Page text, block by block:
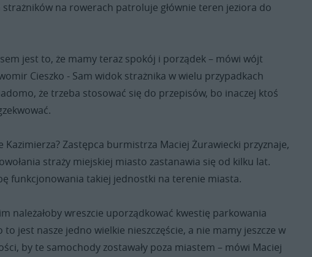
strażników na rowerach patroluje głównie teren jeziora do
jest to, że mamy teraz spokój i porządek – mówi wójt
Cieszko - Sam widok strażnika w wielu przypadkach
że trzeba stosować się do przepisów, bo inaczej ktoś
Kazimierza? Zastępca burmistrza Maciej Żurawiecki przyznaje,
straży miejskiej miasto zastanawia się od kilku lat.
funkcjonowania takiej jednostki na terenie miasta.
należałoby wreszcie uporządkować kwestię parkowania
jest nasze jedno wielkie nieszczęście, a nie mamy jeszcze w
by te samochody zostawały poza miastem – mówi Maciej